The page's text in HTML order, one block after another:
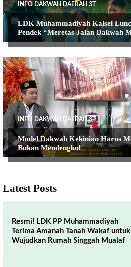
INFO DAKWAH DAERAH 3T
LDK Muhammadiyah Kalsel
Pendek “Meretas Jalan Dakwah
INFO DAKWAH DAERAH 3T
Model Dakwah Kekinian Harus
Bukan Mendengkul
Latest Posts
Resmi! LDK PP Muhammadiyah
Terima Amanah Tanah Wakaf untuk
Wujudkan Rumah Singgah Mualaf